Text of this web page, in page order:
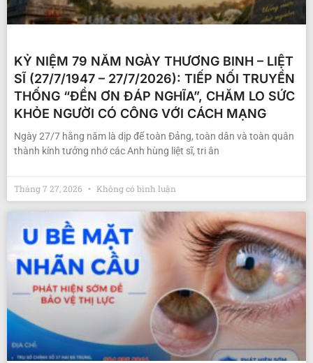
KỶ NIỆM 79 NĂM NGÀY THƯƠNG BINH – LIỆT
SĨ (27/7/1947 – 27/7/2026): TIẾP NỐI TRUYỀN
THỐNG “ĐỀN ƠN ĐÁP NGHĨA”, CHĂM LO SỨC
KHỎE NGƯỜI CÓ CÔNG VỚI CÁCH MẠNG
Ngày 27/7 hằng năm là dịp để toàn Đảng, toàn dân và toàn quân
thành kính tưởng nhớ các Anh hùng liệt sĩ, tri ân
Tháng 7 27, 2026 Không có bình luận